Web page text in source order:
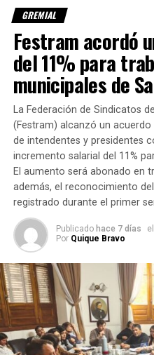
En contraste,
los docentes de escuelas
paro, por lo que las
normalidad.
No obstante, el sindicato
abierta desde las 10:30
objetivo de visibilizar los
interrumpir el dictado de
Controles
protesta
Tanto el Gobierno nacional
medidas de control para la
La administración de Javier
inspecciones para verificar
prestación mínima del
Por su parte, elMinisterio
GREMIAL
Festram acordó
del 11% para
municipales de
La Federación de Sindicatos
(Festram) alcanzó un
de intendentes y presidentes
incremento salarial del 11%
El aumento será abonado en
además, el reconocimiento
registrado durante el primer
Publicado hace 7 días el
Por Quique Bravo